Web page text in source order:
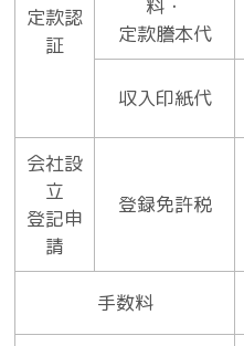
定款認
証
料・
定款謄本代
収入印紙代
会社設
立
登記申
請
登録免許税
手数料